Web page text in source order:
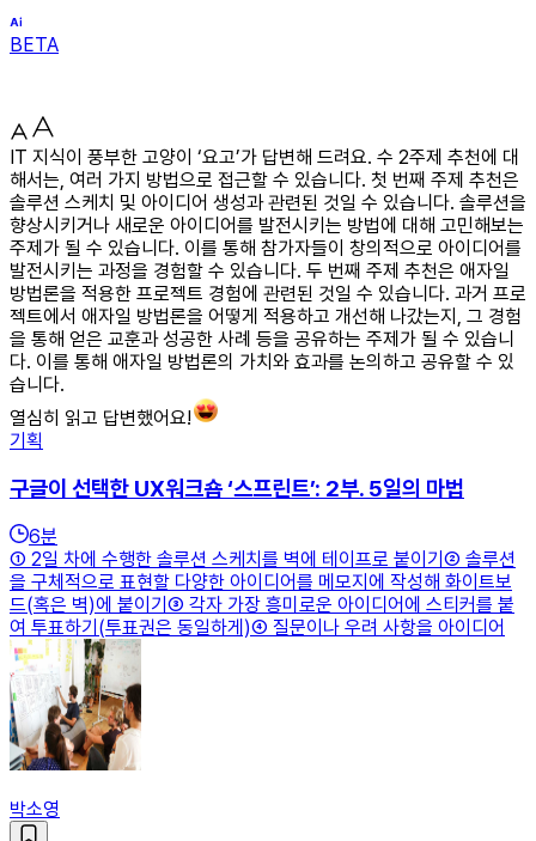
BETA
IT 지식이 풍부한 고양이 ‘요고’가 답변해 드려요. 수 2주제 추천에 대
해서는, 여러 가지 방법으로 접근할 수 있습니다. 첫 번째 주제 추천은
솔루션 스케치 및 아이디어 생성과 관련된 것일 수 있습니다. 솔루션을
향상시키거나 새로운 아이디어를 발전시키는 방법에 대해 고민해보는
주제가 될 수 있습니다. 이를 통해 참가자들이 창의적으로 아이디어를
발전시키는 과정을 경험할 수 있습니다. 두 번째 주제 추천은 애자일
방법론을 적용한 프로젝트 경험에 관련된 것일 수 있습니다. 과거 프로
젝트에서 애자일 방법론을 어떻게 적용하고 개선해 나갔는지, 그 경험
을 통해 얻은 교훈과 성공한 사례 등을 공유하는 주제가 될 수 있습니
다. 이를 통해 애자일 방법론의 가치와 효과를 논의하고 공유할 수 있
습니다.
열심히 읽고 답변했어요!
기획
구글이 선택한 UX워크숍 ‘스프린트’: 2부. 5일의 마법
6분
① 2일 차에 수행한 솔루션 스케치를 벽에 테이프로 붙이기② 솔루션
을 구체적으로 표현할 다양한 아이디어를 메모지에 작성해 화이트보
드(혹은 벽)에 붙이기③ 각자 가장 흥미로운 아이디어에 스티커를 붙
여 투표하기(투표권은 동일하게)④ 질문이나 우려 사항을 아이디어
박소영